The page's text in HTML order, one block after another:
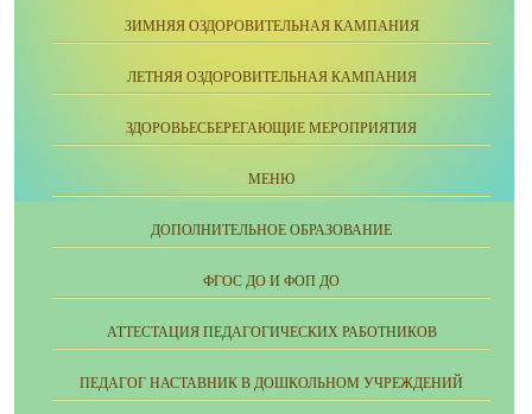
ЗИМНЯЯ ОЗДОРОВИТЕЛЬНАЯ КАМПАНИЯ
ЛЕТНЯЯ ОЗДОРОВИТЕЛЬНАЯ КАМПАНИЯ
ЗДОРОВЬЕСБЕРЕГАЮЩИЕ МЕРОПРИЯТИЯ
МЕНЮ
ДОПОЛНИТЕЛЬНОЕ ОБРАЗОВАНИЕ
ФГОС ДО И ФОП ДО
АТТЕСТАЦИЯ ПЕДАГОГИЧЕСКИХ РАБОТНИКОВ
ПЕДАГОГ НАСТАВНИК В ДОШКОЛЬНОМ УЧРЕЖДЕНИЙ